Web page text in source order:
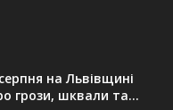
на Львівщині
грози, шквали та...